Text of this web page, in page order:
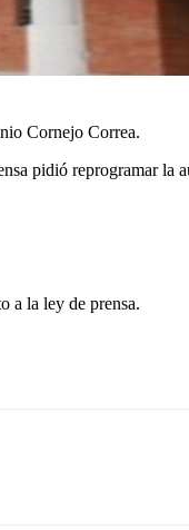
Cornejo Correa.
pidió reprogramar la
a la ley de prensa.